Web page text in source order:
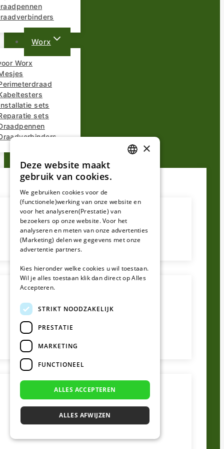
Worx
Worx
sets
sets
Overige Merken
GERMAN
×
Deze website maakt
gebruik van cookies.
We gebruiken cookies voor de
(functionele)werking van onze website en
voor het analyseren(Prestatie) van
bezoekers op onze website. Voor het
analyseren en meten van onze advertenties
(Marketing) delen we gegevens met onze
advertentie partners.
Kies hieronder welke cookies u wil toestaan.
Wil je alles toestaan klik dan direct op Alles
Accepteren.
STRIKT NOODZAKELIJK
PRESTATIE
MARKETING
FUNCTIONEEL
ALLES ACCEPTEREN
ALLES AFWIJZEN